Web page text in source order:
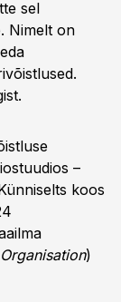
sel
Nimelt on
–
koos
)